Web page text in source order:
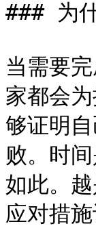
### 为
当需要
家都会
够证明
败。时
如此。
应对措施